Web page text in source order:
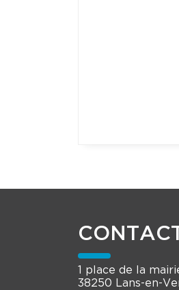
1 place de la
38250 Lans-en-